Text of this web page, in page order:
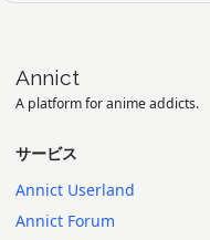
Annict
A platform for anime addicts.
サービス
Annict Userland
Annict Forum